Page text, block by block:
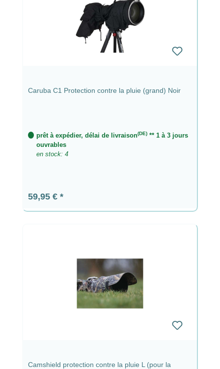
Caruba C1 Protection contre la pluie (grand) Noir
prêt à expédier, délai de livraison(DE)** 1 à 3 jours
ouvrables
en stock: 4
Prix régulier :
59,95 €
Camshield protection contre la pluie L (pour la